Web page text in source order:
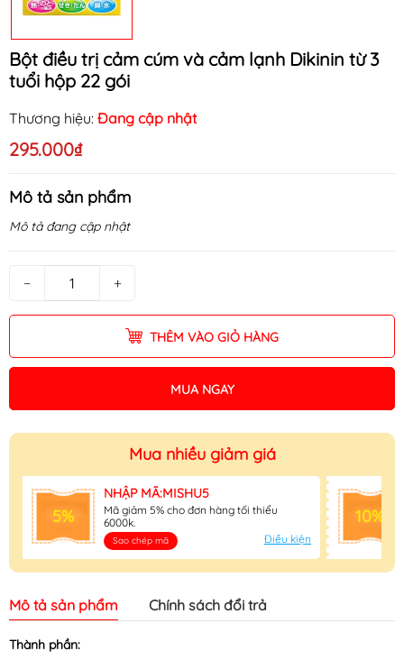
Bột điều trị cảm cúm và cảm lạnh Dikinin từ 3
tuổi hộp 22 gói
Thương hiệu: Đang cập nhật
295.000₫
Mô tả sản phẩm
Mô tả đang cập nhật
− +
THÊM VÀO GIỎ HÀNG
MUA NGAY
Mua nhiều giảm giá
5%
NHẬP MÃ:MISHU5
Mã giảm 5% cho đơn hàng tối thiểu
6000k.
Sao chép mã Điều kiện
10%
Mô tả sản phẩm Chính sách đổi trả
Thành phần: